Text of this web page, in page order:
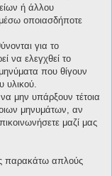
ή άλλου
μέσω οποιασδήποτε
για το
να ελεγχθεί το
που θίγουν
υλικού.
μην υπάρξουν τέτοια
μηνυμάτων, αν
μαζί μας
παρακάτω απλούς